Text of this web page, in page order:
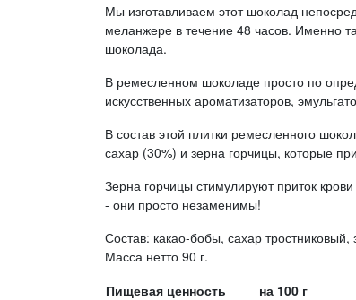
Мы изготавливаем этот шоколад
меланжере в течение 48 часов. Именно
шоколада.
В ремесленном шоколаде просто по
искусственных ароматизаторов,
В состав этой плитки ремесленного
сахар (30%) и зерна горчицы, которые
Зерна горчицы стимулируют приток
- они просто незаменимы!
Состав: какао-бобы, сахар
Масса нетто 90 г.
Пищевая ценность
на 100 г